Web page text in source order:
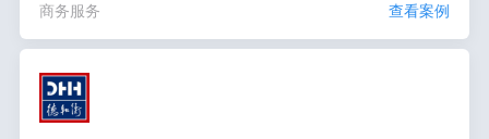
商务服务 查看案例